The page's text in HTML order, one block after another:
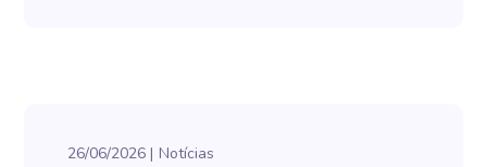
26/06/2026 Notícias